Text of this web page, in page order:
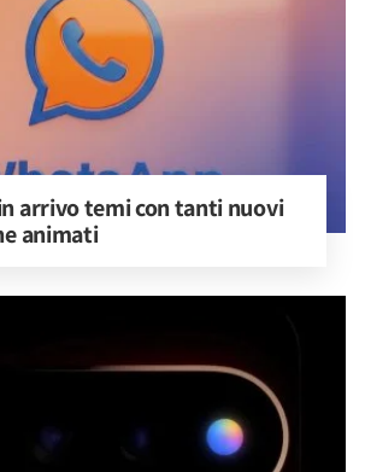
arrivo temi con tanti nuovi
animati